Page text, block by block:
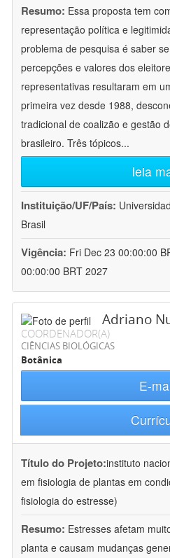
Resumo: Essa proposta tem
representação política e
problema de pesquisa é saber
percepções e valores dos
representativas resultaram em
primeira vez desde 1988,
tradicional de coalizão e gestão
brasileiro. Três tópicos...
leia
Instituição/UF/País:
Brasil
Vigência: Fri Dec 23 00:00:00
00:00:00 BRT 2027
Adriano
COORDENADOR(A)
CIÊNCIAS BIOLÓGICAS
Botânica
E-
Título do Projeto:instituto
em fisiologia de plantas em
fisiologia do estresse)
Resumo: Estresses afetam
planta e causam mudanças